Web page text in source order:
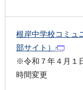
根岸中学校コミュ
部サイト）
※令和７年４月１
時間変更